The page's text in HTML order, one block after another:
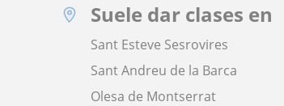
Suele dar clases en
Sant Esteve Sesrovires
Sant Andreu de la Barca
Olesa de Montserrat